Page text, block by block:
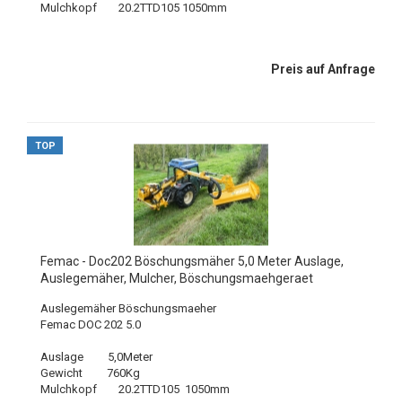
Mulchkopf 20.2TTD105 1050mm
Preis auf Anfrage
TOP
Femac - Doc202 Böschungsmäher 5,0 Meter Auslage,
Auslegemäher, Mulcher, Böschungsmaehgeraet
Auslegemäher Böschungsmaeher
Femac DOC 202 5.0
Auslage 5,0Meter
Gewicht 760Kg
Mulchkopf 20.2TTD105 1050mm